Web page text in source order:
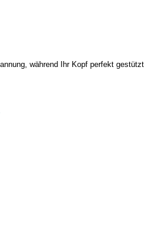
während Ihr Kopf perfekt gestützt